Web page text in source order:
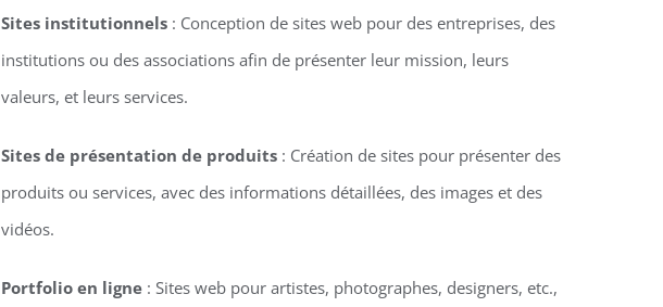
Sites institutionnels : Conception de sites web pour des entreprises, des
institutions ou des associations afin de présenter leur mission, leurs
valeurs, et leurs services.
Sites de présentation de produits : Création de sites pour présenter des
produits ou services, avec des informations détaillées, des images et des
vidéos.
Portfolio en ligne : Sites web pour artistes, photographes, designers, etc.,